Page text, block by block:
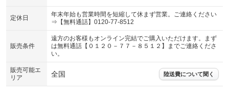
定休日
年末年始も営業時間を短縮して休まず営業。ご連絡ください
⇒【無料通話】0120-77-8512
販売条件
遠方のお客様もオンライン完結でご購入いただけます。まず
は無料通話【０１２０－７７－８５１２】までご連絡くださ
い。
販売可能エ
リア
全国 陸送費について聞く